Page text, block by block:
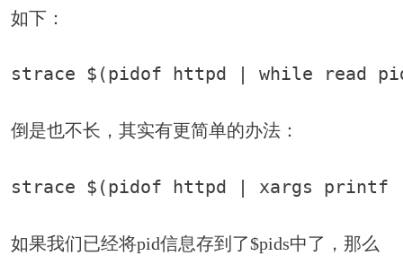
如下：
strace $(pidof httpd | while read
倒是也不长，其实有更简单的办法：
strace $(pidof httpd | xargs
如果我们已经将pid信息存到了$pids中了，那么